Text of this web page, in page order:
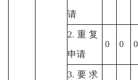
请
2.重复
申请
0 0 0
3.要求